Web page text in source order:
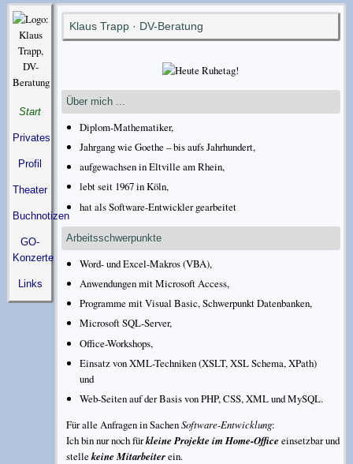
Start
Privates
Profil
Theater
Buchnotizen
GO-
Konzerte
Links
Klaus Trapp · DV-Beratung
Über mich ...
Diplom-Mathematiker,
Jahrgang wie Goethe – bis aufs Jahrhundert,
aufgewachsen in Eltville am Rhein,
lebt seit 1967 in Köln,
hat als Software-Entwickler gearbeitet
Arbeitsschwerpunkte
Word- und Excel-Makros (VBA),
Anwendungen mit Microsoft Access,
Programme mit Visual Basic, Schwerpunkt Datenbanken,
Microsoft SQL-Server,
Office-Workshops,
Einsatz von XML-Techniken (XSLT, XSL Schema, XPath)
und
Web-Seiten auf der Basis von PHP, CSS, XML und MySQL.
Für alle Anfragen in SachenSoftware-Entwicklung:
Ich bin nur noch fürkleine Projekte im Home-Officeeinsetzbar und
stellekeine Mitarbeiterein.